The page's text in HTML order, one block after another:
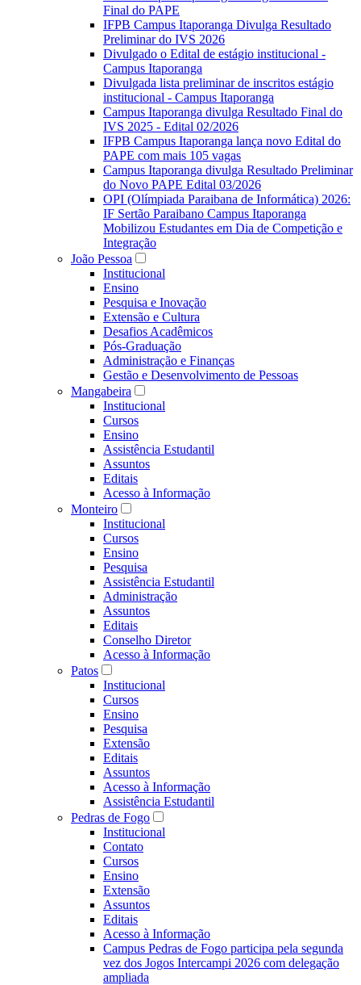
Final do PAPE
IFPB Campus Itaporanga Divulga Resultado
Preliminar do IVS 2026
Divulgado o Edital de estágio institucional -
Campus Itaporanga
Divulgada lista preliminar de inscritos estágio
institucional - Campus Itaporanga
Campus Itaporanga divulga Resultado Final do
IVS 2025 - Edital 02/2026
IFPB Campus Itaporanga lança novo Edital do
PAPE com mais 105 vagas
Campus Itaporanga divulga Resultado Preliminar
do Novo PAPE Edital 03/2026
OPI (Olímpiada Paraibana de Informática) 2026:
IF Sertão Paraibano Campus Itaporanga
Mobilizou Estudantes em Dia de Competição e
Integração
João Pessoa
Institucional
Ensino
Pesquisa e Inovação
Extensão e Cultura
Desafios Acadêmicos
Pós-Graduação
Administração e Finanças
Gestão e Desenvolvimento de Pessoas
Mangabeira
Institucional
Cursos
Ensino
Assistência Estudantil
Assuntos
Editais
Acesso à Informação
Monteiro
Institucional
Cursos
Ensino
Pesquisa
Assistência Estudantil
Administração
Assuntos
Editais
Conselho Diretor
Acesso à Informação
Patos
Institucional
Cursos
Ensino
Pesquisa
Extensão
Editais
Assuntos
Acesso à Informação
Assistência Estudantil
Pedras de Fogo
Institucional
Contato
Cursos
Ensino
Extensão
Assuntos
Editais
Acesso à Informação
Campus Pedras de Fogo participa pela segunda
vez dos Jogos Intercampi 2026 com delegação
ampliada